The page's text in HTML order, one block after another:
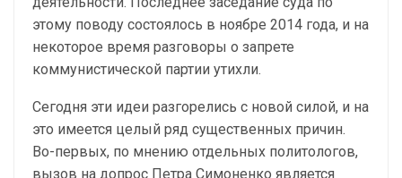
этому поводу состоялось в ноябре 2014 года, и на
некоторое время разговоры о запрете
коммунистической партии утихли.
Сегодня эти идеи разгорелись с новой силой, и на
это имеется целый ряд существенных причин.
Во-первых, по мнению отдельных политологов,
вызов на допрос Петра Симоненко является